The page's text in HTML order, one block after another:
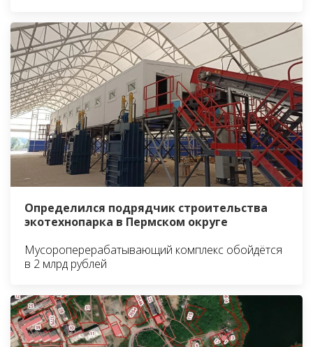
Определился подрядчик строительства
экотехнопарка в Пермском округе
Мусороперерабатывающий комплекс обойдётся
в 2 млрд рублей